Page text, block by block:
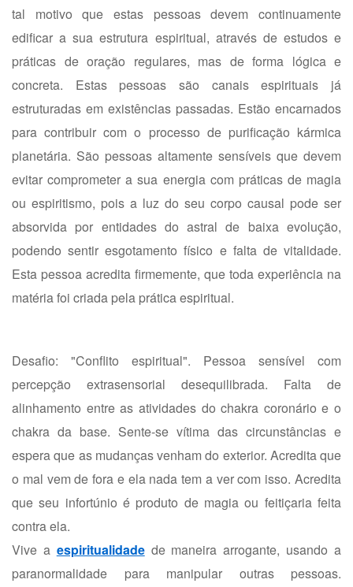
tal motivo que estas pessoas devem continuamente
edificar a sua estrutura espiritual, através de estudos e
práticas de oração regulares, mas de forma lógica e
concreta. Estas pessoas são canais espirituais já
estruturadas em existências passadas. Estão encarnados
para contribuir com o processo de purificação kármica
planetária. São pessoas altamente sensíveis que devem
evitar comprometer a sua energia com práticas de magia
ou espiritismo, pois a luz do seu corpo causal pode ser
absorvida por entidades do astral de baixa evolução,
podendo sentir esgotamento físico e falta de vitalidade.
Esta pessoa acredita firmemente, que toda experiência na
matéria foi criada pela prática espiritual.
Desafio: "Conflito espiritual". Pessoa sensível com
percepção extrasensorial desequilibrada. Falta de
alinhamento entre as atividades do chakra coronário e o
chakra da base. Sente-se vítima das circunstâncias e
espera que as mudanças venham do exterior. Acredita que
o mal vem de fora e ela nada tem a ver com isso. Acredita
que seu infortúnio é produto de magia ou feitiçaria feita
contra ela.
Vive a espiritualidadede maneira arrogante, usando a
paranormalidade para manipular outras pessoas.